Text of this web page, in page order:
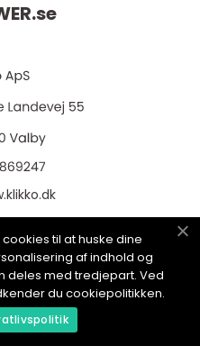
se
til at huske dine
af indhold og
deles med tredjepart. Ved
du cookiepolitikken.